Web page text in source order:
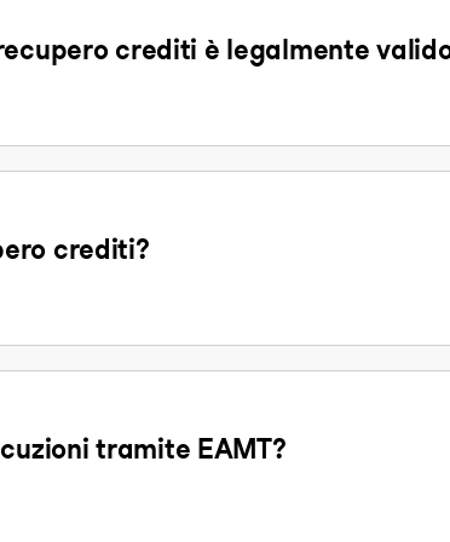
crediti è legalmente
crediti?
tramite EAMT?